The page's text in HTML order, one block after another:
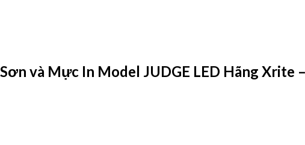
và Mực In Model JUDGE LED Hãng Xrite